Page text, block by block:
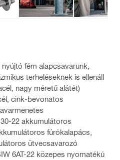
fém alapcsavarunk,
terheléseknek is ellenáll
nagy méretű alátét)
cink-bevonatos
22 akkumulátoros
fúrókalapács,
ütvecsavarozó
6AT-22 közepes nyomatékú